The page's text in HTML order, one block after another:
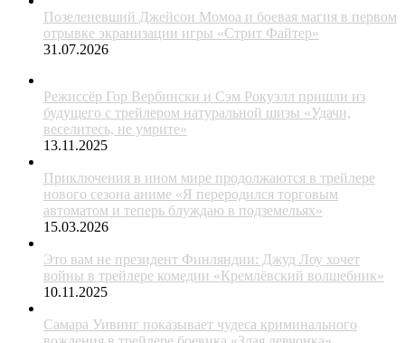
Позеленевший Джейсон Момоа и боевая магия в первом
отрывке экранизации игры «Стрит Файтер»
31.07.2026
Режиссёр Гор Вербински и Сэм Рокуэлл пришли из
будущего с трейлером натуральной шизы «Удачи,
веселитесь, не умрите»
13.11.2025
Приключения в ином мире продолжаются в трейлере
нового сезона аниме «Я переродился торговым
автоматом и теперь блуждаю в подземельях»
15.03.2026
Это вам не президент Финляндии: Джуд Лоу хочет
войны в трейлере комедии «Кремлёвский волшебник»
10.11.2025
Самара Уивинг показывает чудеса криминального